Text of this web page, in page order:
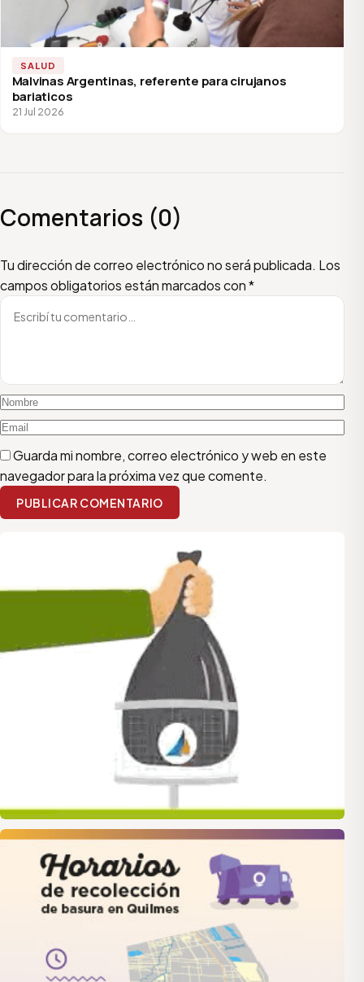
SALUD
Malvinas Argentinas, referente para cirujanos
bariaticos
21 Jul 2026
Comentarios (0)
Tu dirección de correo electrónico no será publicada. Los
campos obligatorios están marcados con*
Escribí tu comentario
Nombre
Email
Guarda mi nombre, correo electrónico y web en este
navegador para la próxima vez que comente.
PUBLICAR COMENTARIO
quilmes